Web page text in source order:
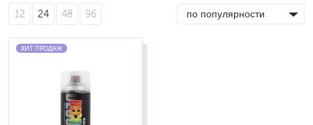
12 24 48 96
ХИТ ПРОДАЖ